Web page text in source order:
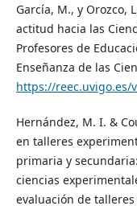
García, M., y Orozco,
actitud hacia las
Profesores de
Enseñanza de las
https://reec.uvigo.es/
Hernández, M. I. &
en talleres
primaria y
ciencias
evaluación de